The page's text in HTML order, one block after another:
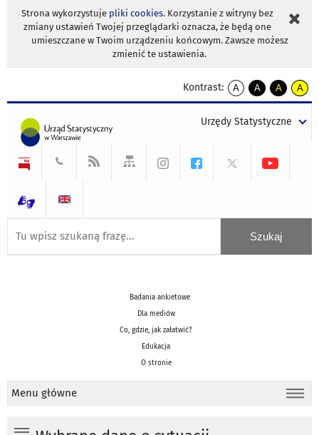
Strona wykorzystuje pliki cookies. Korzystanie z witryny bez
zmiany ustawień Twojej przeglądarki oznacza, że będą one
umieszczane w Twoim urządzeniu końcowym. Zawsze możesz
zmienić te ustawienia.
Kontrast:
A
kontrast
A
kontrast
tekst
czarnym
A
kontrast
tekst
czarnym
A
tekst
żółtym
Urzędy Statystyczne
Badania ankietowe
Dla mediów
Co, gdzie, jak załatwić?
Edukacja
O stronie
Menu główne